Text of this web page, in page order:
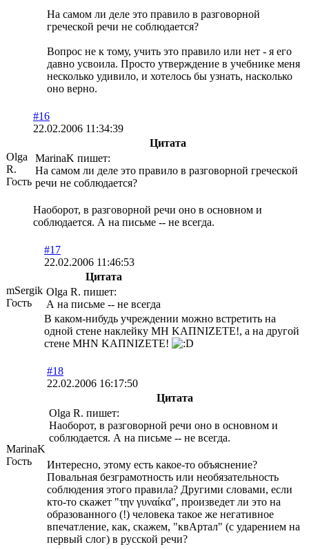
На самом ли деле это правило в разговорной
греческой речи не соблюдается?
Вопрос не к тому, учить это правило или нет - я его
давно усвоила. Просто утверждение в учебнике меня
несколько удивило, и хотелось бы узнать, насколько
оно верно.
Olga
R.
Гость
#16
22.02.2006 11:34:39
Цитата
MarinaK пишет:
На самом ли деле это правило в разговорной греческой
речи не соблюдается?
Наоборот, в разговорной речи оно в основном и
соблюдается. А на письме -- не всегда.
mSergik
Гость
#17
22.02.2006 11:46:53
Цитата
Olga R. пишет:
А на письме -- не всегда
В каком-нибудь учреждении можно встретить на
одной стене наклейку ΜΗ ΚΑΠΝΙΖΕΤΕ!, а на другой
стене ΜΗΝ ΚΑΠΝΙΖΕΤΕ!
MarinaK
Гость
#18
22.02.2006 16:17:50
Цитата
Olga R. пишет:
Наоборот, в разговорной речи оно в основном и
соблюдается. А на письме -- не всегда.
Интересно, этому есть какое-то объяснение?
Повальная безграмотность или необязательность
соблюдения этого правила? Другими словами, если
кто-то скажет "την γυναίκα", произведет ли это на
образованного (!) человека такое же негативное
впечатление, как, скажем, "квАртал" (с ударением на
первый слог) в русской речи?